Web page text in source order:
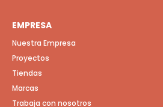
EMPRESA
Nuestra Empresa
Proyectos
Tiendas
Marcas
Trabaja con nosotros